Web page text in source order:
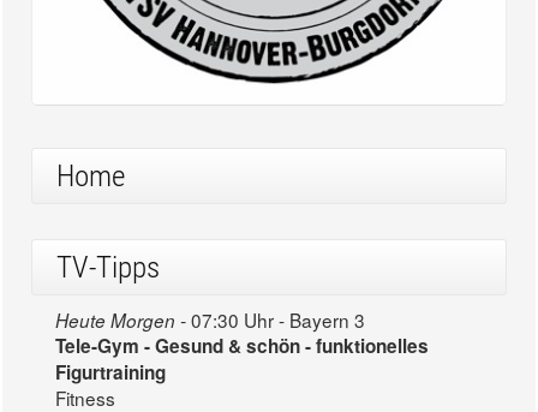
Home
TV-Tipps
Heute Morgen -07:30 Uhr - Bayern 3
Tele-Gym - Gesund & schön - funktionelles
Figurtraining
Fitness